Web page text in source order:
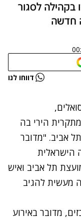
בקהילה לסגור
חדשה
דווחו לנו
מתקרית הירי בה
. "מדובר
הישראלית
תל אביב ואיש
מעשית להגיב
מדובר באירוע